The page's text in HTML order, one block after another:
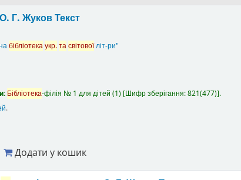
Г. ЖуковТекст
бібліотекаукр.тасвітовоїліт-ри"
Бібліотека-філія № 1 для дітей (1) Шифр зберігання:821(477) .
.
Додати у кошик